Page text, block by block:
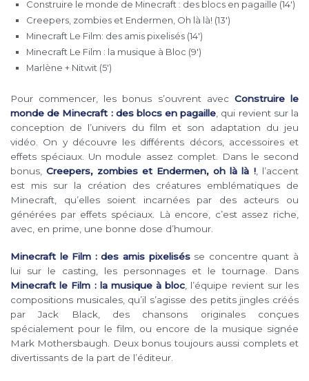
Construire le monde de Minecraft : des blocs en pagaille (14′)
Creepers, zombies et Endermen, Oh là là! (13′)
Minecraft Le Film: des amis pixelisés (14′)
Minecraft Le Film : la musique à Bloc (9′)
Marlène + Nitwit (5′)
Pour commencer, les bonus s’ouvrent avec Construire le
monde de Minecraft : des blocs en pagaille , qui revient sur la
conception de l’univers du film et son adaptation du jeu
vidéo. On y découvre les différents décors, accessoires et
effets spéciaux. Un module assez complet. Dans le second
bonus,Creepers, zombies et Endermen, oh là là !, l’accent
est mis sur la création des créatures emblématiques de
Minecraft, qu’elles soient incarnées par des acteurs ou
générées par effets spéciaux. Là encore, c’est assez riche,
avec, en prime, une bonne dose d’humour.
Minecraft le Film : des amis pixelisésse concentre quant à
lui sur le casting, les personnages et le tournage. Dans
Minecraft le Film : la musique à bloc , l’équipe revient sur les
compositions musicales, qu’il s’agisse des petits jingles créés
par Jack Black, des chansons originales conçues
spécialement pour le film, ou encore de la musique signée
Mark Mothersbaugh. Deux bonus toujours aussi complets et
divertissants de la part de l’éditeur.